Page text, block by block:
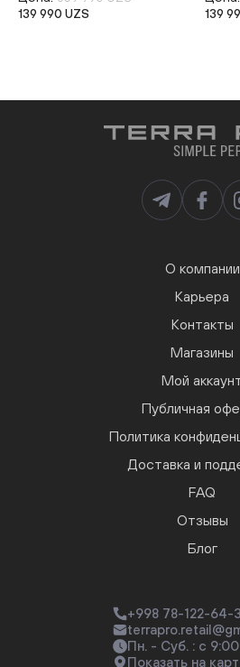
139 990 UZS
139
О компании
Карьера
Контакты
Магазины
Мой
Публичная
Политика
Доставка и
FAQ
Отзывы
Блог
+998 78-122-64-
Пн. - Суб. : с
Показать на